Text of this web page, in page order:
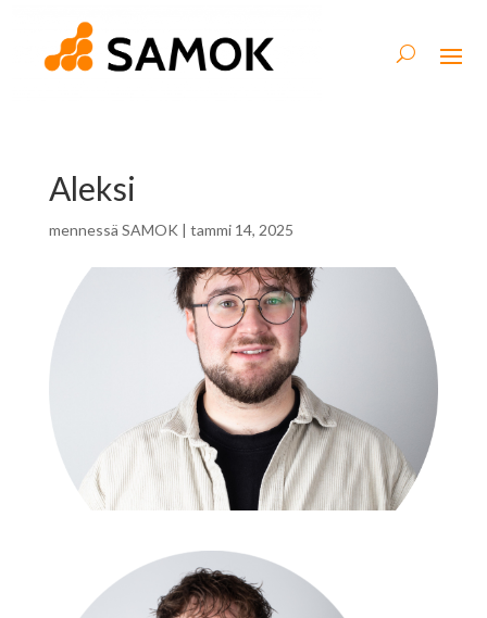
Aleksi
mennessä SAMOK | tammi 14, 2025